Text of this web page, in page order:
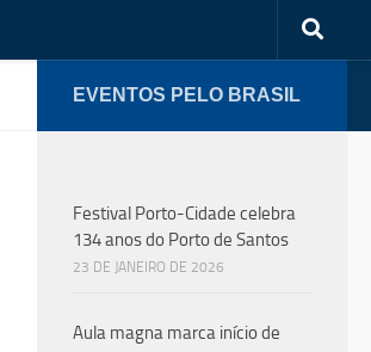
EVENTOS PELO BRASIL
Festival Porto-Cidade celebra
134 anos do Porto de Santos
23 DE JANEIRO DE 2026
Aula magna marca início de